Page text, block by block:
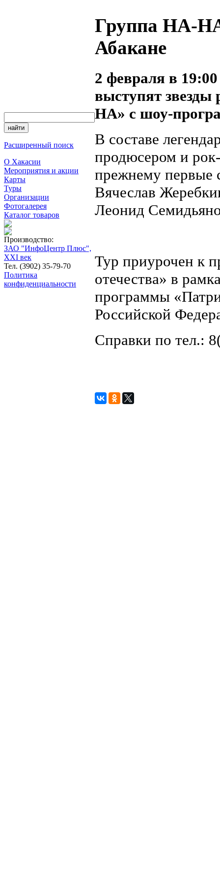
Расширенный поиск
О Хакасии
Мероприятия и акции
Карты
Туры
Организации
Фотогалерея
Каталог товаров
Производство:
ЗАО "ИнфоЦентр Плюс",
XXI век
Тел. (3902) 35-79-70
Политика
конфиденциальности
Группа НА-
Абакане
2 февраля в
выступят звезды
НА» с шоу-
В составе
продюсером и
прежнему
Вячеслав
Леонид
Тур приурочен к
отечества» в
программы
Российской
Справки по тел.: